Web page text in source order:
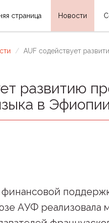
страница Новости
AUF содействует
развитию
в Эфиопии
АУФ